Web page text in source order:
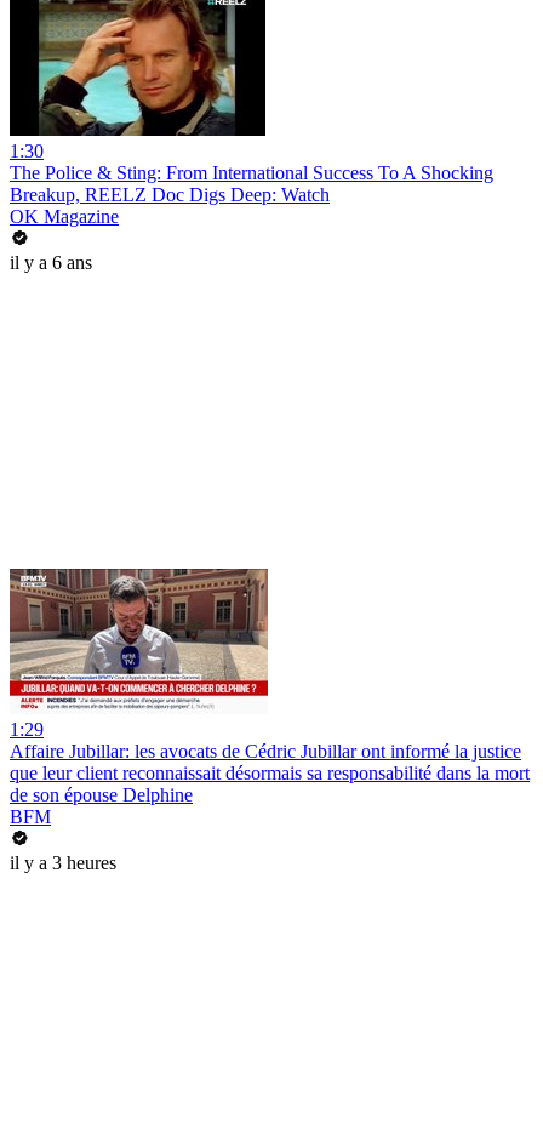
1:30
The Police & Sting: From International Success To A Shocking
Breakup, REELZ Doc Digs Deep: Watch
OK Magazine
il y a 6 ans
1:29
Affaire Jubillar: les avocats de Cédric Jubillar ont informé la justice
que leur client reconnaissait désormais sa responsabilité dans la mort
de son épouse Delphine
BFM
il y a 3 heures